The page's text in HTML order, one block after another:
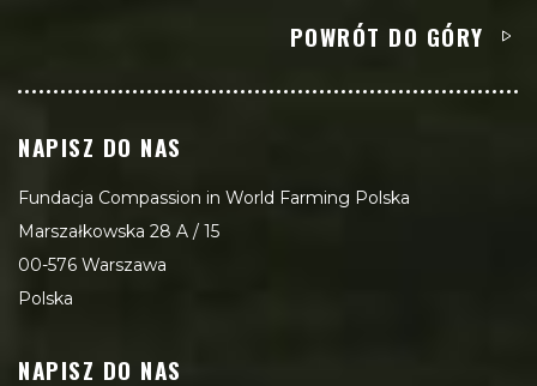
POWRÓT DO GÓRY
NAPISZ DO NAS
Fundacja Compassion in World Farming Polska
Marszałkowska 28 A / 15
00-576 Warszawa
Polska
NAPISZ DO NAS